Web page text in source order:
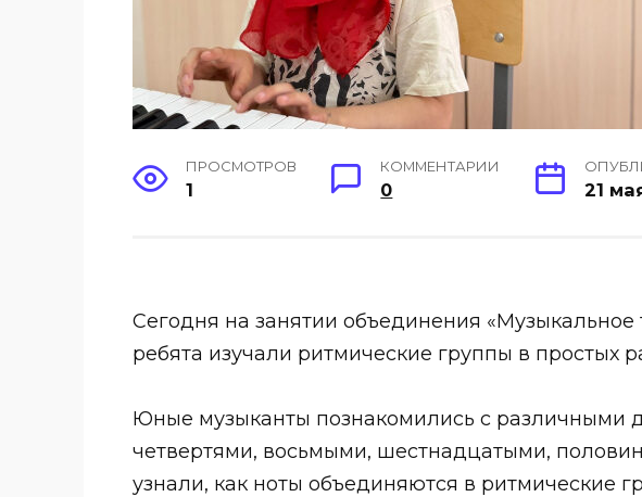
ПРОСМОТРОВ
1
КОММЕНТАРИИ
0 21
Сегодня на занятии объединения «Музыкальное
ребята изучали ритмические группы в простых
Юные музыканты познакомились с различными
четвертями, восьмыми, шестнадцатыми,
узнали, как ноты объединяются в ритмические